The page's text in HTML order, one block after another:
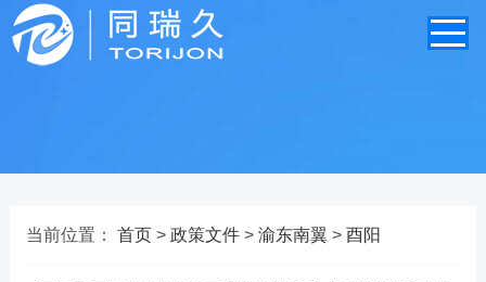
当前位置： 首页> 政策文件> 渝东南翼 > 酉阳